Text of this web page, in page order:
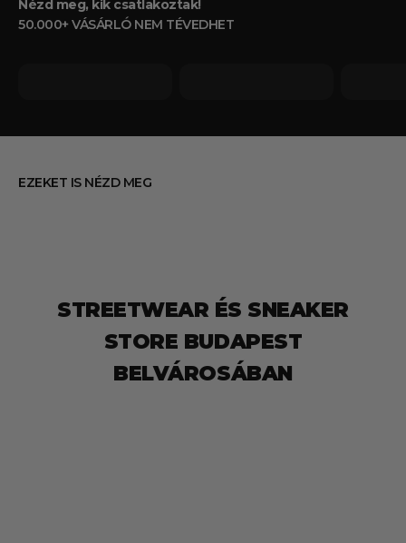
Nézd meg, kik csatlakoztak!
50.000+ VÁSÁRLÓ NEM TÉVEDHET
EZEKET IS NÉZD MEG
STREETWEAR ÉS SNEAKER
STORE BUDAPEST
BELVÁROSÁBAN